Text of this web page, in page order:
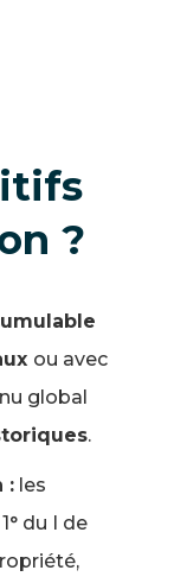
?
ou avec
global
.
: les
du I de